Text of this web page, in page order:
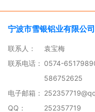
宁波市雪银铝业有限公司
联系人：
袁宝梅
联系电话： 0574-
586752625
电子邮箱：
QQ：
252357719